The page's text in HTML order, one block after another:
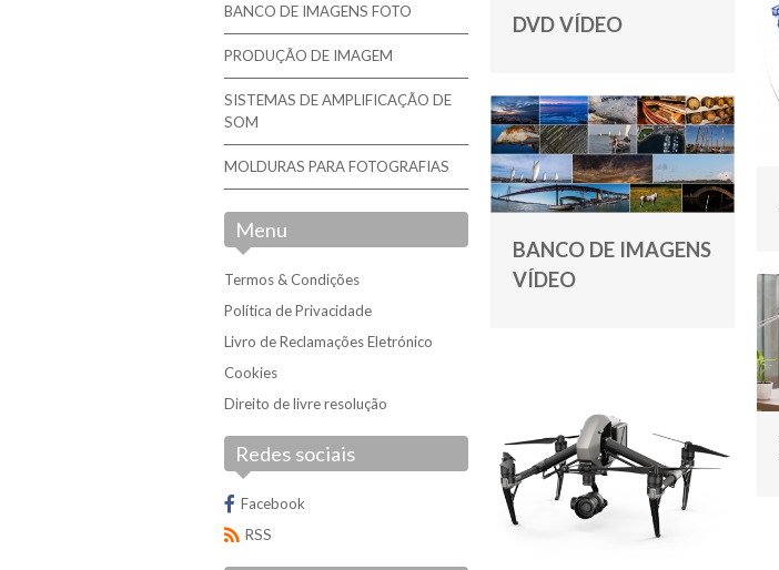
BANCO DE IMAGENS FOTO
PRODUÇÃO DE IMAGEM
SISTEMAS DE AMPLIFICAÇÃO DE
SOM
MOLDURAS PARA FOTOGRAFIAS
Menu
Termos & Condições
Política de Privacidade
Livro de Reclamações Eletrónico
Cookies
Direito de livre resolução
Redes sociais
Facebook
RSS
DVD VÍDEO
BANCO DE IMAGENS
VÍDEO